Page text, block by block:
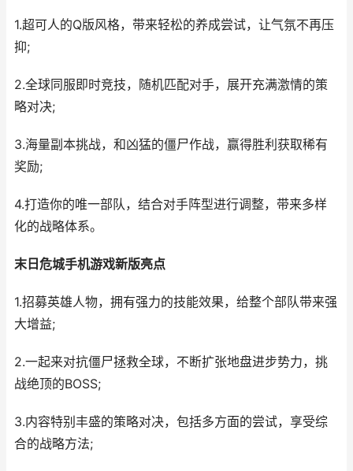
1.超可人的Q版风格，带来轻松的养成尝试，让气氛不再压
抑;
2.全球同服即时竞技，随机匹配对手，展开充满激情的策
略对决;
3.海量副本挑战，和凶猛的僵尸作战，赢得胜利获取稀有
奖励;
4.打造你的唯一部队，结合对手阵型进行调整，带来多样
化的战略体系。
末日危城手机游戏新版亮点
1.招募英雄人物，拥有强力的技能效果，给整个部队带来强
大增益;
2.一起来对抗僵尸拯救全球，不断扩张地盘进步势力，挑
战绝顶的BOSS;
3.内容特别丰盛的策略对决，包括多方面的尝试，享受综
合的战略方法;